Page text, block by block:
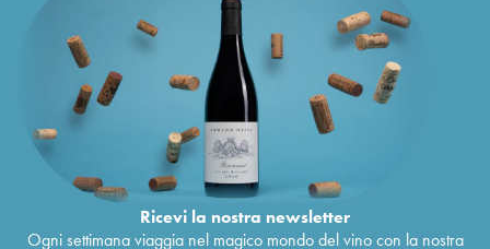
Ricevi la nostra newsletter
Ogni settimana viaggia nel magico mondo del vino con la nostra